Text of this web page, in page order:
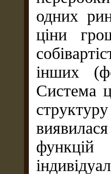
одних
ціни
інших
Система